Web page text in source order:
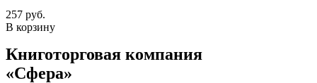
257 руб.
В корзину
Книготорговая компания
«Сфера»